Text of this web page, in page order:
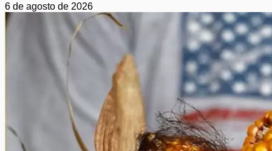
6 de agosto de 2026